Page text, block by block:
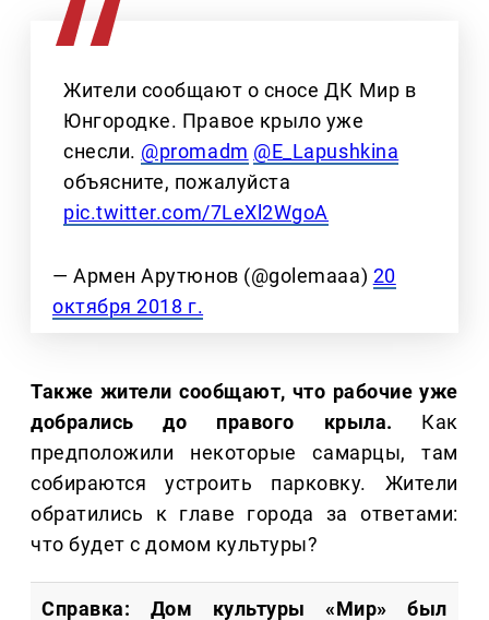
Жители сообщают о сносе ДК Мир в
Юнгородке. Правое крыло уже
снесли. @promadm @E_Lapushkina
объясните, пожалуйста
pic.twitter.com/7LeXl2WgoA
— Армен Арутюнов (@golemaaa) 20
октября 2018 г.
Также жители сообщают, что рабочие уже
добрались до правого крыла. Как
предположили некоторые самарцы, там
собираются устроить парковку. Жители
обратились к главе города за ответами:
что будет с домом культуры?
Справка: Дом культуры «Мир» был